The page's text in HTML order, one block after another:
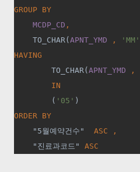
GROUP BY
MCDP_CD ,
TO_CHAR( APNT_YMD , 'MM'
HAVING
TO_CHAR( APNT_YMD ,
IN
( '05' )
ORDER BY
"5월예약건수 " ASC ,
" 진료과코드 " ASC